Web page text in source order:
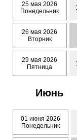
25 мая 2026
Понедельник
26 мая 2026
Вторник
29 мая 2026
Пятница
Июнь
01 июня 2026
Понедельник